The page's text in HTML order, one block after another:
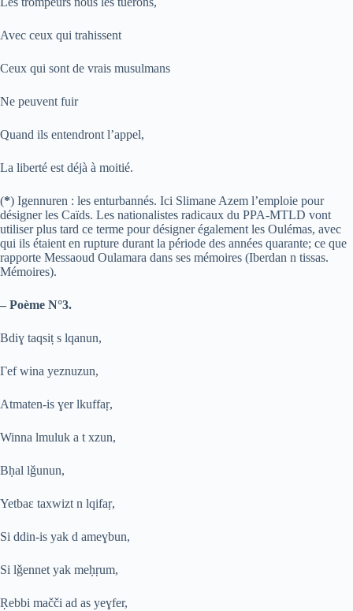
Avec ceux qui trahissent
Ceux qui sont de vrais musulmans
Ne peuvent fuir
Quand ils entendront l’appel,
La liberté est déjà à moitié.
(*) Igennuren : les enturbannés. Ici Slimane Azem l’emploie pour
désigner les Caïds. Les nationalistes radicaux du PPA-MTLD vont
utiliser plus tard ce terme pour désigner également les Oulémas, avec
qui ils étaient en rupture durant la période des années quarante; ce que
rapporte Messaoud Oulamara dans ses mémoires (Iberdan n tissas.
Mémoires).
– Poème N°3.
Bdiɣ taqsiṭ s lqanun,
Γef wina yeznuzun,
Atmaten-is ɣer lkuffaṛ,
Winna lmuluk a t xzun,
Bḥal lǧunun,
Yetbaɛ taxwizt n lqifaṛ,
Si ddin-is yak d ameɣbun,
Si lǧennet yak meḥṛum,
Ṛebbi mačči ad as yeɣfer,